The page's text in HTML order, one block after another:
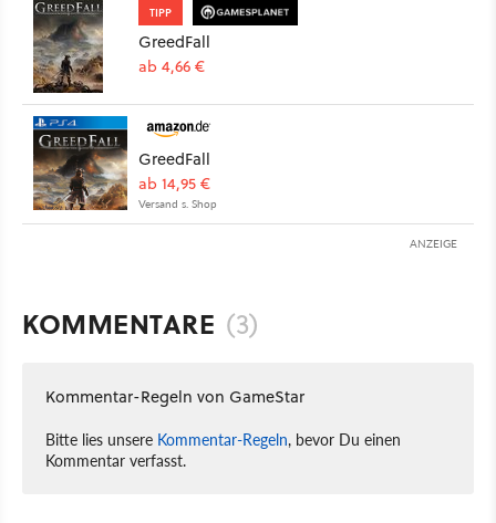
TIPP
GreedFall
ab 4,66 €
GreedFall
ab 14,95 €
Versand s. Shop
ANZEIGE
KOMMENTARE (3)
Kommentar-Regeln von GameStar
Bitte lies unsere Kommentar-Regeln, bevor Du einen
Kommentar verfasst.